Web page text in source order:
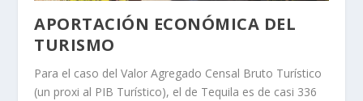
APORTACIÓN ECONÓMICA DEL
TURISMO
Para el caso del Valor Agregado Censal Bruto Turístico
(un proxi al PIB Turístico), el de Tequila es de casi 336